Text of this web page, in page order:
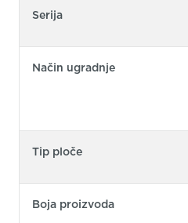
Serija
Način ugradnje
Tip ploče
Boja proizvoda